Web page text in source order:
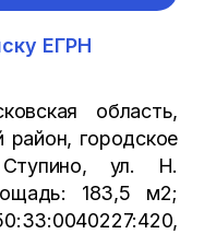
ЕГРН
область,
район, городское
ул. Н.
183,5 м2;